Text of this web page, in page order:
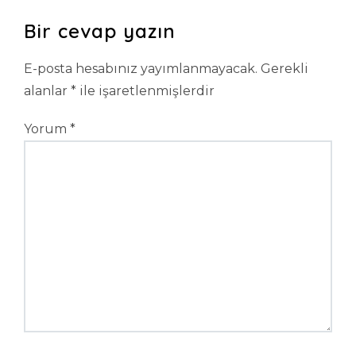
Bir cevap yazın
E-posta hesabınız yayımlanmayacak. Gerekli
alanlar * ile işaretlenmişlerdir
Yorum *